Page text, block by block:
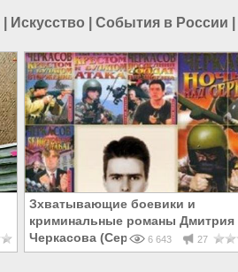
Искусство События в России
Зхватывающие боевики и
криминальные романы Дмитрия
Черкасова (Серебрякова)
6 643 27